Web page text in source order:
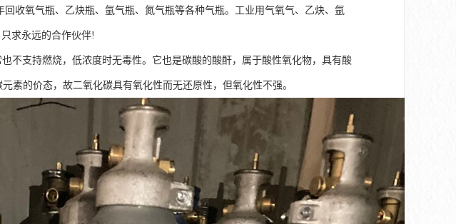
回收氧气瓶、乙炔瓶、氩气瓶、氮气瓶等各种气瓶。工业用气氧气、乙炔、氩
求永远的合作伙伴!
不支持燃烧，低浓度时无毒性。它也是碳酸的酸酐，属于酸性氧化物，具有酸
素的价态，故二氧化碳具有氧化性而无还原性，但氧化性不强。